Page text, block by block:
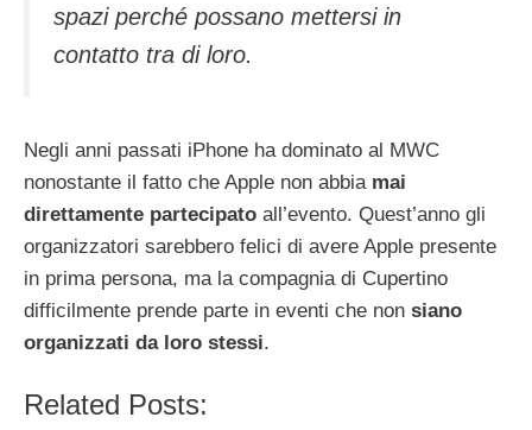
spazi perché possano mettersi in
contatto tra di loro.
Negli anni passati iPhone ha dominato al MWC
nonostante il fatto che Apple non abbia mai
direttamente partecipato all’evento. Quest’anno gli
organizzatori sarebbero felici di avere Apple presente
in prima persona, ma la compagnia di Cupertino
difficilmente prende parte in eventi che non siano
organizzati da loro stessi.
Related Posts: